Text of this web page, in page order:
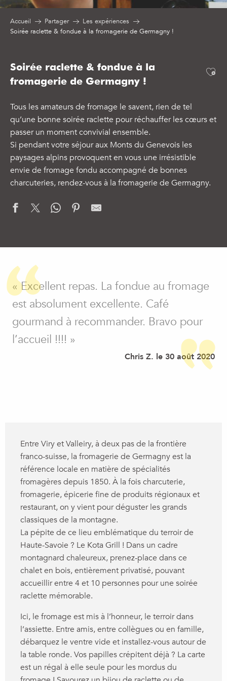
Accueil Partager
Les expériences
Soirée raclette & fondue à la fromagerie de Germagny !
Soirée raclette & fondue à la
fromagerie de Germagny !
Tous les amateurs de fromage le savent, rien de tel
qu’une bonne soirée raclette pour réchauffer les cœurs et
passer un moment convivial ensemble.
Si pendant votre séjour aux Monts du Genevois les
paysages alpins provoquent en vous une irrésistible
envie de fromage fondu accompagné de bonnes
charcuteries, rendez-vous à la fromagerie de Germagny.
« Excellent repas. La fondue au fromage
est absolument excellente. Café
gourmand à recommander. Bravo pour
l’accueil !!!! »
Chris Z. le 30 août 2020
Entre Viry et Valleiry, à deux pas de la frontière
franco-suisse, la fromagerie de Germagny est la
référence locale en matière de spécialités
fromagères depuis 1850. À la fois charcuterie,
fromagerie, épicerie fine de produits régionaux et
restaurant, on y vient pour déguster les grands
classiques de la montagne.
La pépite de ce lieu emblématique du terroir de
Haute-Savoie ? Le Kota Grill ! Dans un cadre
montagnard chaleureux, prenez-place dans ce
chalet en bois, entièrement privatisé, pouvant
accueillir entre 4 et 10 personnes pour une soirée
raclette mémorable.
Ici, le fromage est mis à l’honneur, le terroir dans
l’assiette. Entre amis, entre collègues ou en famille,
débarquez le ventre vide et installez-vous autour de
la table ronde. Vos papilles crépitent déjà ? La carte
est un régal à elle seule pour les mordus du